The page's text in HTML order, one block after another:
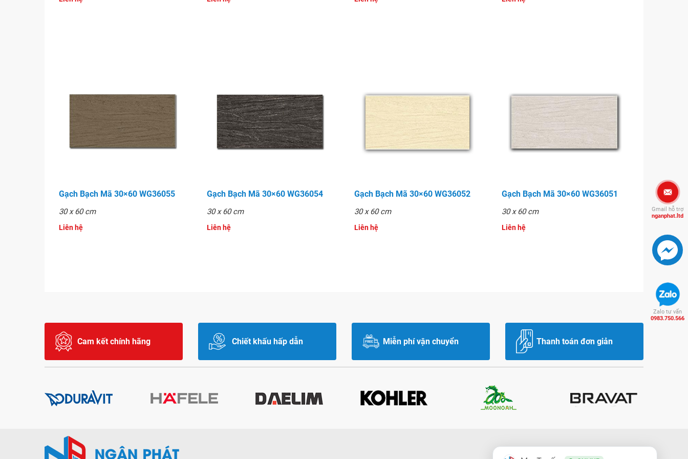
Gạch Bạch Mã 30×60 WG36055
30 x 60 cm
Liên hệ
Gạch Bạch Mã 30×60 WG36054
30 x 60 cm
Liên hệ
Gạch Bạch Mã 30×60 WG36052
30 x 60 cm
Liên hệ
Gạch Bạch Mã 30×60 WG36051
30 x 60 cm
Liên hệ
Cam kết chính hãng Chiết khấu hấp dẫn Miễn phí vận chuyển Thanh toán đơn giản
Gmail hỗ trợ
nganphat.ltd
Zalo tư vấn
0983.750.566